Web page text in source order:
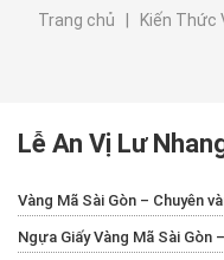
Trang chủ Kiến Thức
Lễ An Vị Lư
Vàng Mã Sài Gòn – Chuyên
Ngựa Giấy Vàng Mã Sài Gòn